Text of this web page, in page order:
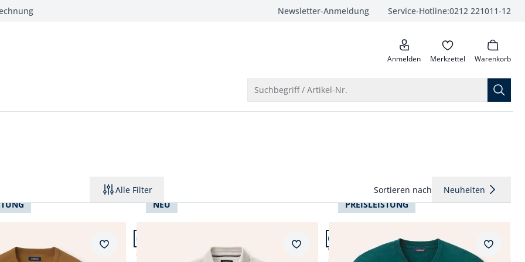
Newsletter-Anmeldung Service-Hotline:0212 221011-12
anrufen
Anmelden Merkzettel Warenkorb
Suchbegriff / Artikel-Nr.
Alle Filter Sortieren nach Neuheiten
drunter-Shirt V-Neck
Merkzettel
Artikel 3 von 24.
NEU
Strukturiertes Polo mit Kurzarm
Merkzettel
Artikel 4 von 24.
PREISLEISTUNG
V-Pullover Merino Extrafein